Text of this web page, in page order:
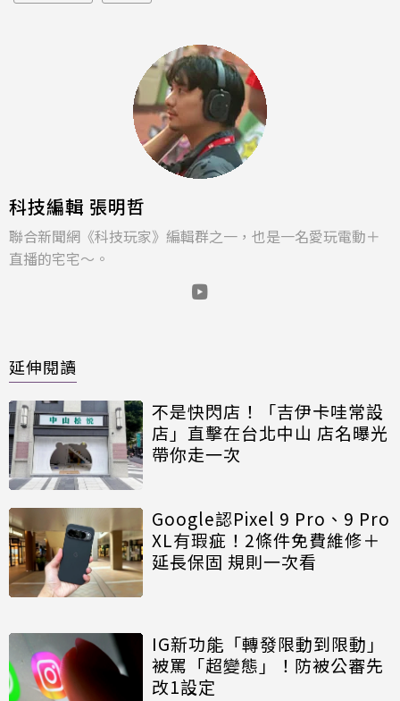
科技編輯 張明哲
聯合新聞網《科技玩家》編輯群之一，也是一名愛玩電動＋
直播的宅宅～。
延伸閱讀
不是快閃店！「吉伊卡哇常設
店」直擊在台北中山 店名曝光
帶你走一次
Google認Pixel 9 Pro、9 Pro
XL有瑕疵！2條件免費維修＋
延長保固 規則一次看
IG新功能「轉發限動到限動」
被罵「超變態」！防被公審先
改1設定